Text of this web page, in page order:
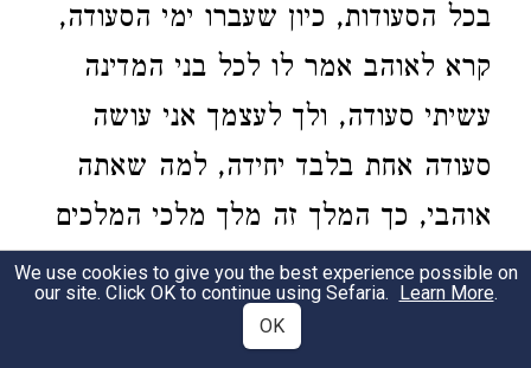
בכל הסעודות, כיון שעברו ימי הסעודה,
קרא לאוהב אמר לו לכל בני המדינה
עשיתי סעודה, ולך לעצמך אני עושה
סעודה אחת בלבד יחידה, למה שאתה
אוהבי, כך המלך זה מלך מלכי המלכים
הקב"ה, [את מוצא י"ב שבטים הקריבו
לחנוכת המזבח] וקיבלן הקב"ה, שנאמר
We use cookies to give you the best experience possible on
our site. Click OK to continue using Sefaria. Learn More.
OK